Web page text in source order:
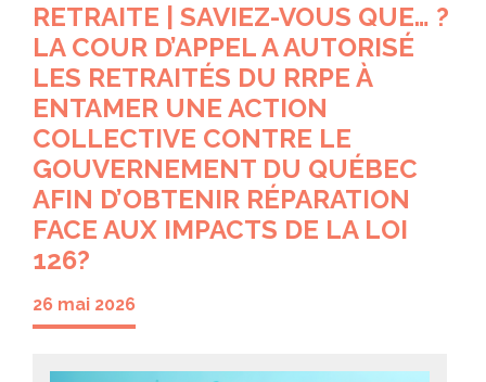
RETRAITE | SAVIEZ-VOUS QUE… ?
LA COUR D’APPEL A AUTORISÉ
LES RETRAITÉS DU RRPE À
ENTAMER UNE ACTION
COLLECTIVE CONTRE LE
GOUVERNEMENT DU QUÉBEC
AFIN D’OBTENIR RÉPARATION
FACE AUX IMPACTS DE LA LOI
126?
26 mai 2026